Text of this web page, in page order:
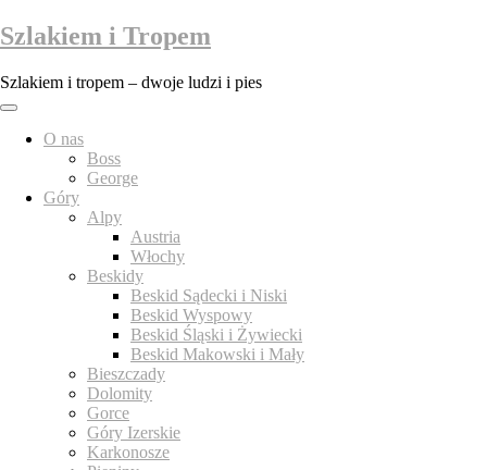
Przejdź
do
Szlakiem i Tropem
Szlakiem i tropem – dwoje ludzi i pies
O nas
Boss
George
Góry
Alpy
Austria
Włochy
Beskidy
Beskid Sądecki i Niski
Beskid Wyspowy
Beskid Śląski i Żywiecki
Beskid Makowski i Mały
Bieszczady
Dolomity
Gorce
Góry Izerskie
Karkonosze